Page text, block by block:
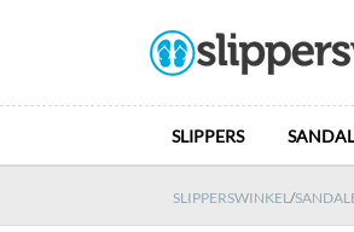
SLIPPERS
SLIPPERSWINKEL/